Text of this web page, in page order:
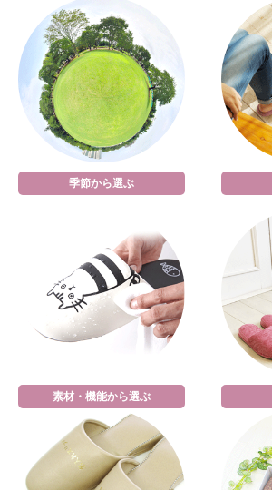
季節から選ぶ
素材・機能から選ぶ